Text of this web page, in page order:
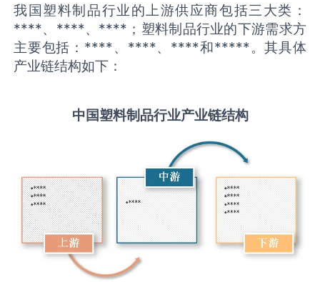
我国塑料制品行业的上游供应商包括三大类：
****、****、****；塑料制品行业的下游需求方
主要包括：****、****、****和*****。其具体
产业链结构如下：
中国塑料制品行业产业链结构